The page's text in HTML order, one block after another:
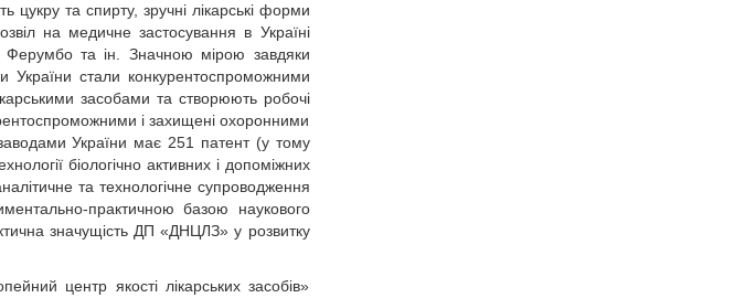
цукру та спирту, зручні лікарські форми
на медичне застосування в Україні
Ферумбо та ін. Значною мірою завдяки
України стали конкурентоспроможними
засобами та створюють робочі
і захищені охоронними
України має 251 патент (у тому
біологічно активних і допоміжних
та технологічне супроводження
практичною базою наукового
значущість ДП «ДНЦЛЗ» у розвитку
центр якості лікарських засобів»